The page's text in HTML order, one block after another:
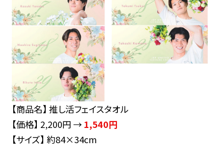
【商品名】 推し活フェイスタオル
【価格】 2,200円 → 1,540円
【サイズ】 約84×34cm